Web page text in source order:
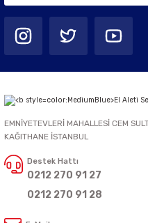
EMNİYETEVLERİ MAHALLESİ CEM
KAĞITHANE İSTANBUL
Destek Hattı
0212 270 91 27
0212 270 91 28